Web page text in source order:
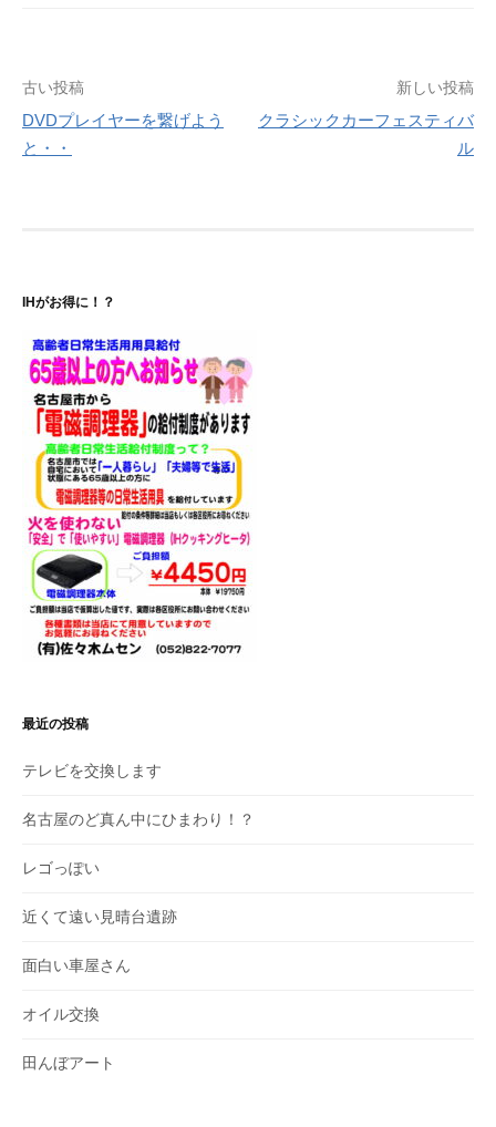
投
稿
ー
シ
ョ
ン
古い投稿
DVDプレイヤーを繋げよう
と・・
新しい投稿
クラシックカーフェスティバ
ル
IHがお得に！？
最近の投稿
テレビを交換します
名古屋のど真ん中にひまわり！？
レゴっぽい
近くて遠い見晴台遺跡
面白い車屋さん
オイル交換
田んぼアート